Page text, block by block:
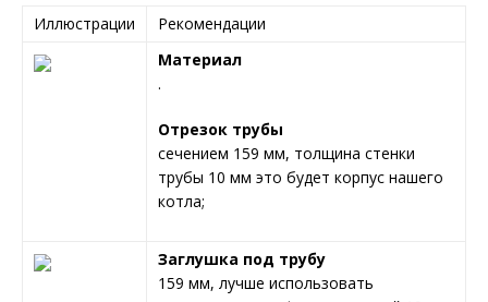
Иллюстрации
Рекомендации
Материал
.
Отрезок трубы
сечением 159 мм, толщина стенки
трубы 10 мм это будет корпус нашего
котла;
Заглушка под трубу
159 мм, лучше использовать